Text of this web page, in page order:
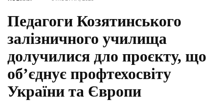
Педагоги Козятинського
залізничного училища
долучилися дло проєкту, що
об’єднує профтехосвіту
України та Європи